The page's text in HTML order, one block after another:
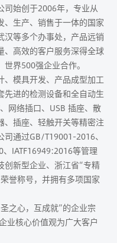
司始创于2006年，专业从
生产、销售于一体的国家
等多个办事处，产品远销
、高效的客户服务深得全球
界500强企业合作。
、模具开发、产品成型加工
进的检测设备和全自动生
网络插口、USB 插座、散
插座、轻触开关等精密注
通过GB/T19001-2016、
IATF16949:2016等管理
创新型企业、浙江省“专精
誉称号，并拥有多项国家
之心，互成就”的企业宗
业核心价值观为广大客户